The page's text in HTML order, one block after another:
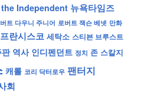
the Independent 뉴욕타임즈
트 다우니 주니어 로버트 잭슨 베넷 만화
란시스코 세탁소 스티븐 브루스트
판 역사 인디펜던트 정치 존 스칼지
캐롤 코리 닥터로우 팬터지
회